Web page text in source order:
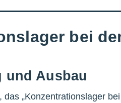
bei
und Ausbau
das „Konzentrationslager